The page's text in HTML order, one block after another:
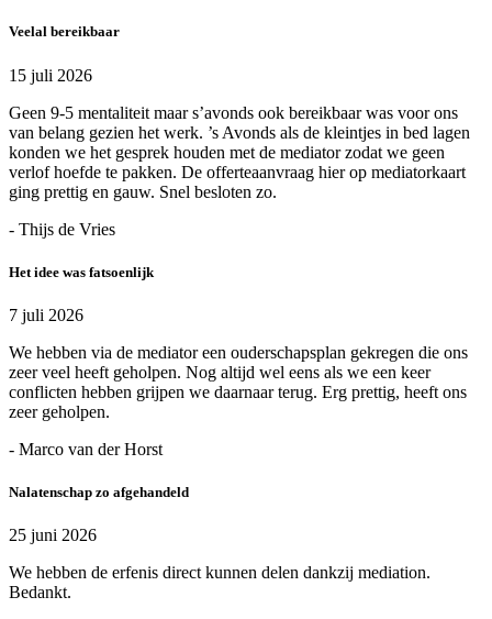
Veelal bereikbaar
15 juli 2026
Geen 9-5 mentaliteit maar s’avonds ook bereikbaar was voor ons
van belang gezien het werk. ’s Avonds als de kleintjes in bed lagen
konden we het gesprek houden met de mediator zodat we geen
verlof hoefde te pakken. De offerteaanvraag hier op mediatorkaart
ging prettig en gauw. Snel besloten zo.
- Thijs de Vries
Het idee was fatsoenlijk
7 juli 2026
We hebben via de mediator een ouderschapsplan gekregen die ons
zeer veel heeft geholpen. Nog altijd wel eens als we een keer
conflicten hebben grijpen we daarnaar terug. Erg prettig, heeft ons
zeer geholpen.
- Marco van der Horst
Nalatenschap zo afgehandeld
25 juni 2026
We hebben de erfenis direct kunnen delen dankzij mediation.
Bedankt.